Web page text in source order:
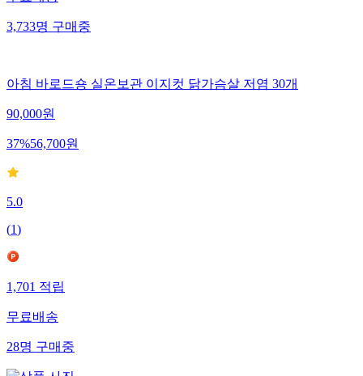
3,733명구매중
아침 바로드숑 실온보관 이지컷 닭가슴살 저염 30개
90,000원
37%56,700원
5.0
(1)
1,701적립
무료배송
28명구매중